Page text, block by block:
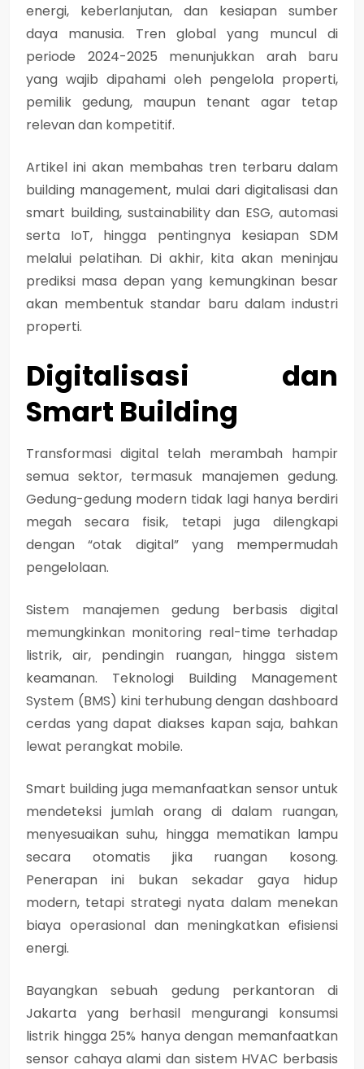
energi, keberlanjutan, dan kesiapan sumber
daya manusia. Tren global yang muncul di
periode 2024-2025 menunjukkan arah baru
yang wajib dipahami oleh pengelola properti,
pemilik gedung, maupun tenant agar tetap
relevan dan kompetitif.
Artikel ini akan membahas tren terbaru dalam
building management, mulai dari digitalisasi dan
smart building, sustainability dan ESG, automasi
serta IoT, hingga pentingnya kesiapan SDM
melalui pelatihan. Di akhir, kita akan meninjau
prediksi masa depan yang kemungkinan besar
akan membentuk standar baru dalam industri
properti.
Digitalisasi dan
Smart Building
Transformasi digital telah merambah hampir
semua sektor, termasuk manajemen gedung.
Gedung-gedung modern tidak lagi hanya berdiri
megah secara fisik, tetapi juga dilengkapi
dengan “otak digital” yang mempermudah
pengelolaan.
Sistem manajemen gedung berbasis digital
memungkinkan monitoring real-time terhadap
listrik, air, pendingin ruangan, hingga sistem
keamanan. Teknologi Building Management
System (BMS) kini terhubung dengan dashboard
cerdas yang dapat diakses kapan saja, bahkan
lewat perangkat mobile.
Smart building juga memanfaatkan sensor untuk
mendeteksi jumlah orang di dalam ruangan,
menyesuaikan suhu, hingga mematikan lampu
secara otomatis jika ruangan kosong.
Penerapan ini bukan sekadar gaya hidup
modern, tetapi strategi nyata dalam menekan
biaya operasional dan meningkatkan efisiensi
energi.
Bayangkan sebuah gedung perkantoran di
Jakarta yang berhasil mengurangi konsumsi
listrik hingga 25% hanya dengan memanfaatkan
sensor cahaya alami dan sistem HVAC berbasis